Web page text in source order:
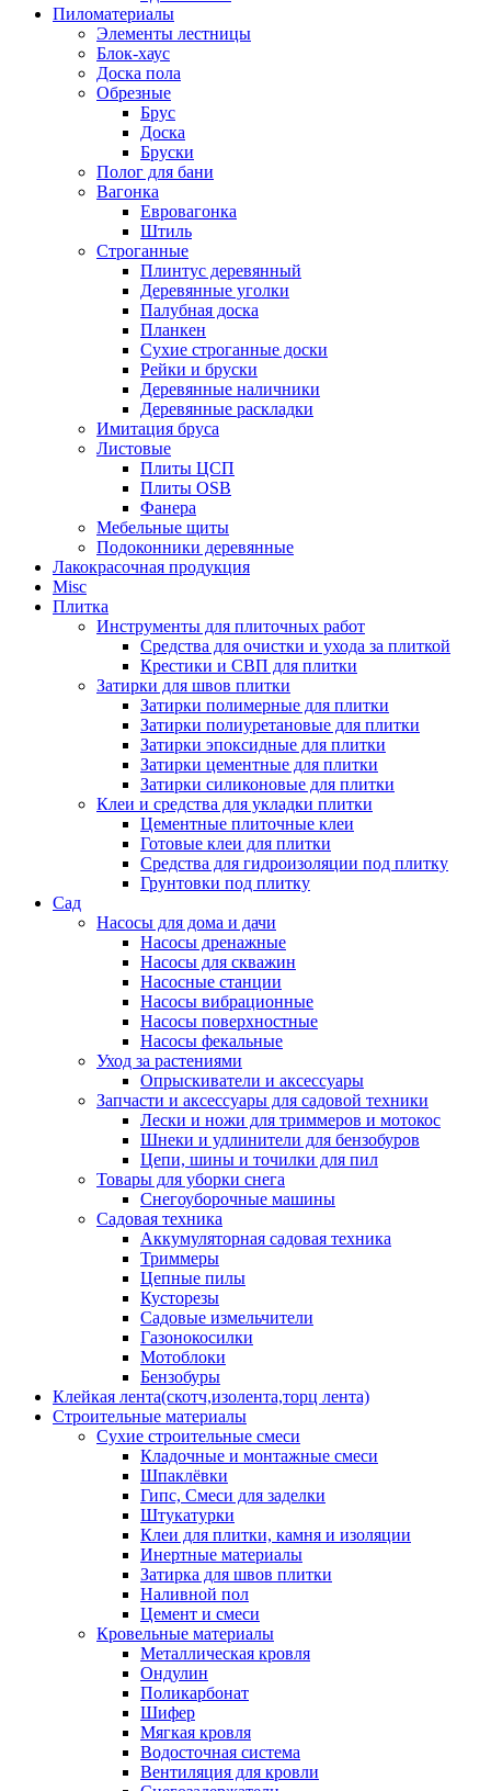
Пиломатериалы
Элементы лестницы
Блок-хаус
Доска пола
Обрезные
Брус
Доска
Бруски
Полог для бани
Вагонка
Евровагонка
Штиль
Строганные
Плинтус деревянный
Деревянные уголки
Палубная доска
Планкен
Сухие строганные доски
Рейки и бруски
Деревянные наличники
Деревянные раскладки
Имитация бруса
Листовые
Плиты ЦСП
Плиты OSB
Фанера
Мебельные щиты
Подоконники деревянные
Лакокрасочная продукция
Misc
Плитка
Инструменты для плиточных работ
Средства для очистки и ухода за плиткой
Крестики и СВП для плитки
Затирки для швов плитки
Затирки полимерные для плитки
Затирки полиуретановые для плитки
Затирки эпоксидные для плитки
Затирки цементные для плитки
Затирки силиконовые для плитки
Клеи и средства для укладки плитки
Цементные плиточные клеи
Готовые клеи для плитки
Средства для гидроизоляции под плитку
Грунтовки под плитку
Сад
Насосы для дома и дачи
Насосы дренажные
Насосы для скважин
Насосные станции
Насосы вибрационные
Насосы поверхностные
Насосы фекальные
Уход за растениями
Опрыскиватели и аксессуары
Запчасти и аксессуары для садовой техники
Лески и ножи для триммеров и мотокос
Шнеки и удлинители для бензобуров
Цепи, шины и точилки для пил
Товары для уборки снега
Снегоуборочные машины
Садовая техника
Аккумуляторная садовая техника
Триммеры
Цепные пилы
Кусторезы
Садовые измельчители
Газонокосилки
Мотоблоки
Бензобуры
Клейкая лента(скотч,изолента,торц лента)
Строительные материалы
Сухие строительные смеси
Кладочные и монтажные смеси
Шпаклёвки
Гипс, Смеси для заделки
Штукатурки
Клеи для плитки, камня и изоляции
Инертные материалы
Затирка для швов плитки
Наливной пол
Цемент и смеси
Кровельные материалы
Металлическая кровля
Ондулин
Поликарбонат
Шифер
Мягкая кровля
Водосточная система
Вентиляция для кровли